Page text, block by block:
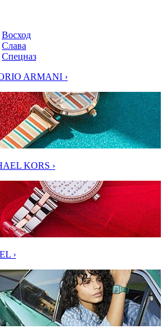
Восход
Слава
Спецназ
ARMANI ›
KORS ›
›